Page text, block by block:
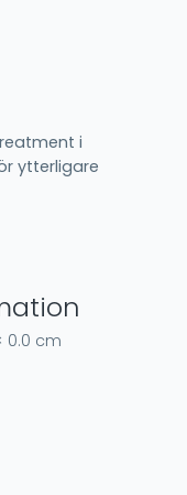
i
ytterligare
0.0 cm